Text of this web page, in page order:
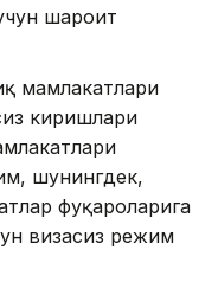
шароит
мамлакатлари
киришлари
шунингдек,
фуқароларига
визасиз режим